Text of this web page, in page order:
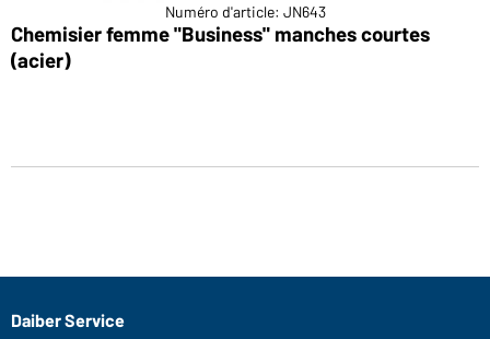
Numéro d'article: JN643
Chemisier femme "Business" manches courtes
(acier)
Daiber Service